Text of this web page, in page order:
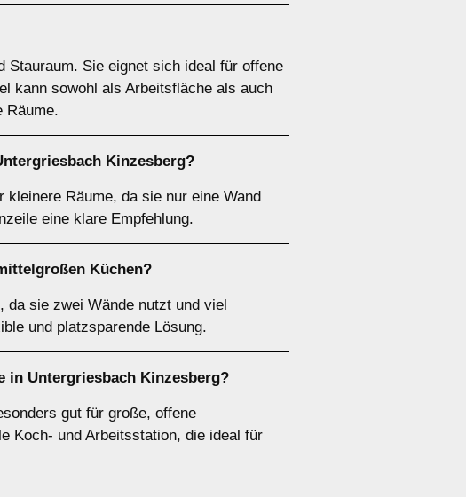
Stauraum. Sie eignet sich ideal für offene
kann sowohl als Arbeitsfläche als auch
Räume.
Kinzesberg?
Räume, da sie nur eine Wand
eine klare Empfehlung.
Küchen?
da sie zwei Wände nutzt und viel
und platzsparende Lösung.
in Untergriesbach Kinzesberg?
gut für große, offene
Koch- und Arbeitsstation, die ideal für